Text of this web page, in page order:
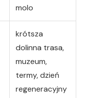
molo
krótsza
dolinna trasa,
muzeum,
termy, dzień
regeneracyjny